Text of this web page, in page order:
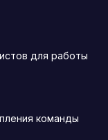
для работы
команды